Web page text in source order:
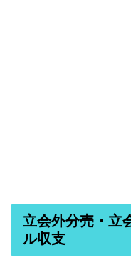
立会外分売・
ル収支